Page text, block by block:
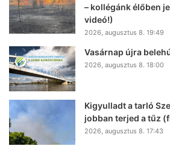
– kollégánk élőben
videó!)
2026, augusztus 8. 19:49
Vasárnap újra
2026, augusztus 8. 18:00
Kigyulladt a tarló
jobban terjed a tűz
2026, augusztus 8. 17:43